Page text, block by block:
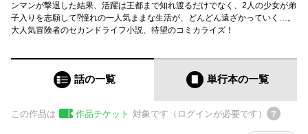
ンマンが撃退した結果、活躍は王都まで知れ渡るだけでなく、2人の少女が弟
子入りを志願して⁉憧れの一人気ままな生活が、どんどん遠ざかっていく…。
大人気冒険者のセカンドライフ小説、待望のコミカライズ！
話の一覧 単行本の一覧
この作品は 作品チケット 対象です（ログインが必要です）